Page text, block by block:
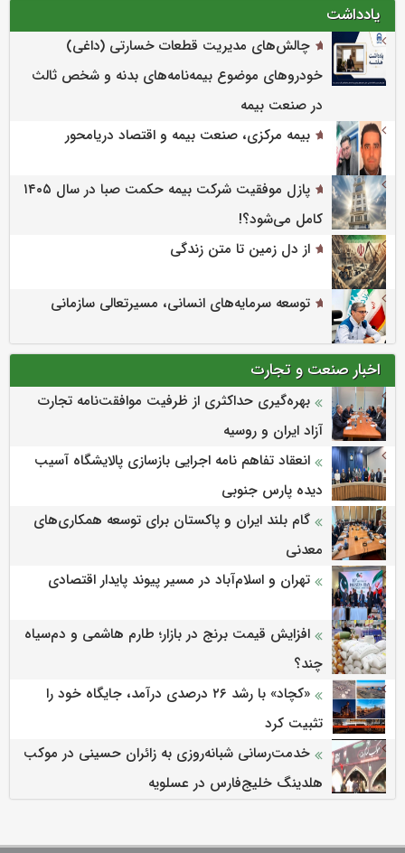
یادداشت
چالش‌های مدیریت قطعات خسارتی (داغی)
خودروهای موضوع بیمه‌نامه‌های بدنه و شخص ثالث
در صنعت بیمه
بیمه مرکزی، صنعت بیمه و اقتصاد دریامحور
پازل موفقیت شرکت بیمه حکمت صبا در سال ۱۴۰۵
کامل می‌شود؟!
از دل زمین تا متن زندگی
توسعه سرمایه‌های انسانی، مسیرتعالی سازمانی
اخبار صنعت و تجارت
بهره‌گیری حداکثری از ظرفیت موافقت‌نامه تجارت
آزاد ایران و روسیه
انعقاد تفاهم نامه اجرایی بازسازی پالایشگاه آسیب
دیده پارس جنوبی
گام بلند ایران و پاکستان برای توسعه همکاری‌های
معدنی
تهران و اسلام‌آباد در مسیر پیوند پایدار اقتصادی
افزایش قیمت برنج در بازار؛ طارم هاشمی و دم‌سیاه
چند؟
«کچاد» با رشد ۲۶ درصدی درآمد، جایگاه خود را
تثبیت کرد
خدمت‌رسانی شبانه‌روزی به زائران حسینی در موکب
هلدینگ خلیج‌فارس در عسلویه